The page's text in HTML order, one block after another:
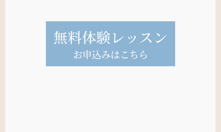
無料体験レッスン
お申込みはこちら